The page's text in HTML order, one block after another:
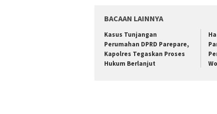
BACAAN LAINNYA
Kasus Tunjangan
Perumahan DPRD Parepare,
Kapolres Tegaskan Proses
Hukum Berlanjut